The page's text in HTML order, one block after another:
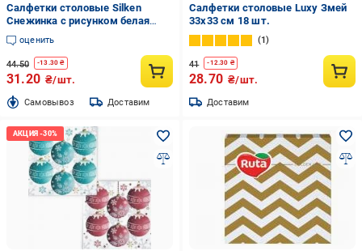
Салфетки столовые Silken
Снежинка с рисунком белая
33х33 см 18 шт.
оценить
44.50 -13.30 ₴
31.20 ₴/шт.
Cамовывоз Доставим
Салфетки столовые Luxy Змей
33х33 см 18 шт.
1
41 -12.30 ₴
28.70 ₴/шт.
Доставим